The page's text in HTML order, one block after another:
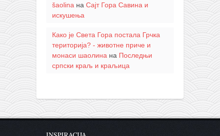
šaolinaна Сајт Гора Савина и
искушења
Како је Света Гора постала Грчка
територија? - животне приче и
монаси шаолина на Последњи
српски краљ и краљица